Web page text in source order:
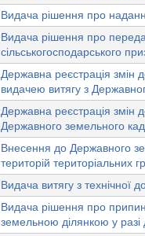
Видача рішення про
Видача рішення про
сільськогосподарського
Державна реєстрація змін
видачею витягу з
Державна реєстрація змін
Державного земельного
Внесення до Державного
територій територіальних
Видача витягу з технічної
Видача рішення про
земельною ділянкою у разі